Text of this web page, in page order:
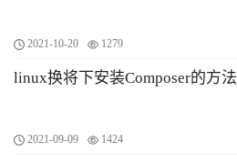
2021-10-20 1279
linux换将下安装Composer的方法
2021-09-09 1424